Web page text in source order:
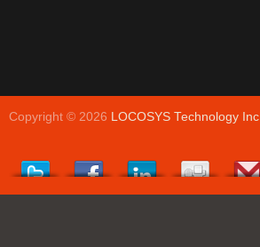
Copyright © 2026 LOCOSYS Technology Inc.